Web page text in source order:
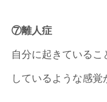
⑦離人症
自分に起きている
しているような感覚